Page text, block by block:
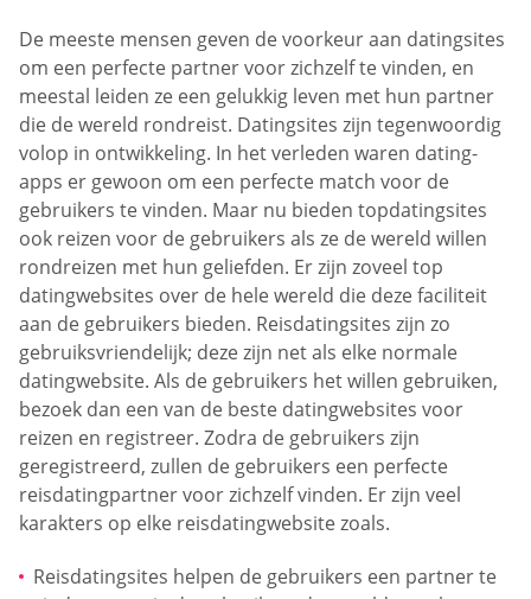
De meeste mensen geven de voorkeur aan datingsites
om een perfecte partner voor zichzelf te vinden, en
meestal leiden ze een gelukkig leven met hun partner
die de wereld rondreist. Datingsites zijn tegenwoordig
volop in ontwikkeling. In het verleden waren dating-
apps er gewoon om een perfecte match voor de
gebruikers te vinden. Maar nu bieden topdatingsites
ook reizen voor de gebruikers als ze de wereld willen
rondreizen met hun geliefden. Er zijn zoveel top
datingwebsites over de hele wereld die deze faciliteit
aan de gebruikers bieden. Reisdatingsites zijn zo
gebruiksvriendelijk; deze zijn net als elke normale
datingwebsite. Als de gebruikers het willen gebruiken,
bezoek dan een van de beste datingwebsites voor
reizen en registreer. Zodra de gebruikers zijn
geregistreerd, zullen de gebruikers een perfecte
reisdatingpartner voor zichzelf vinden. Er zijn veel
karakters op elke reisdatingwebsite zoals.
Reisdatingsites helpen de gebruikers een partner te